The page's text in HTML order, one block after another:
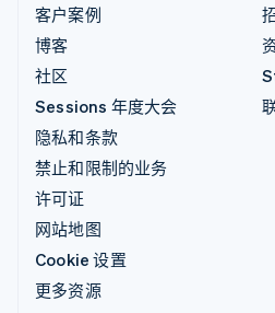
客户案例
博客
社区
Sessions 年度大会
隐私和条款
禁止和限制的业务
许可证
网站地图
Cookie 设置
更多资源